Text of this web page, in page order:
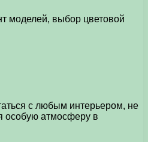
моделей, выбор цветовой
с любым интерьером, не
особую атмосферу в